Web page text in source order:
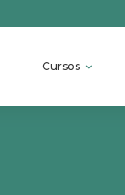
Cursos